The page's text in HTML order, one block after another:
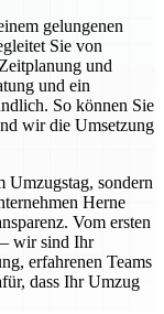
gelungenen
Sie von
und
und ein
So können Sie
wir die Umsetzung
Umzugstag, sondern
Herne
Vom ersten
– wir sind Ihr
erfahrenen Teams
dass Ihr Umzug